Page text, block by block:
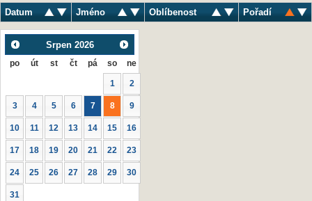
Datum Jméno Oblíbenost Pořadí
Srpen 2026
po út st čt pá so ne
1 2
3 4 5 6 7 8 9
10 11 12 13 14 15 16
17 18 19 20 21 22 23
24 25 26 27 28 29 30
31